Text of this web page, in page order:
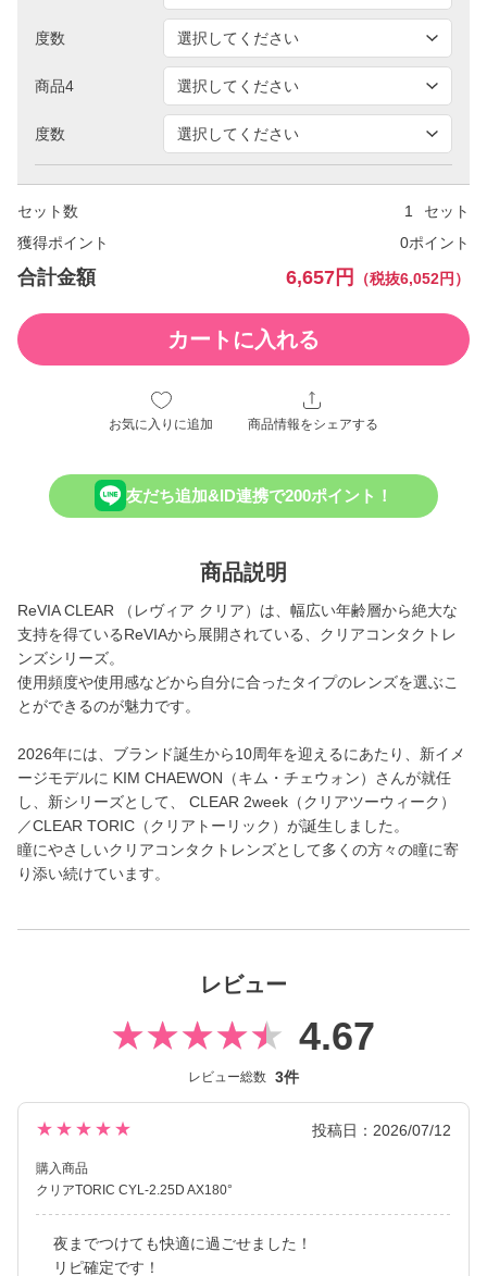
度数
商品4
度数
セット数
セット
獲得ポイント
0ポイント
合計金額 6,657円 （税抜6,052円）
カートに入れる
お気に入りに追加 商品情報をシェアする
友だち追加&ID連携で200ポイント！
商品説明
ReVIA CLEAR （レヴィア クリア）は、幅広い年齢層から絶大な
支持を得ているReVIAから展開されている、クリアコンタクトレ
ンズシリーズ。
使用頻度や使用感などから自分に合ったタイプのレンズを選ぶこ
とができるのが魅力です。
2026年には、ブランド誕生から10周年を迎えるにあたり、新イメ
ージモデルに KIM CHAEWON（キム・チェウォン）さんが就任
し、新シリーズとして、 CLEAR 2week（クリアツーウィーク）
／CLEAR TORIC（クリアトーリック）が誕生しました。
瞳にやさしいクリアコンタクトレンズとして多くの方々の瞳に寄
り添い続けています。
レビュー
4.67
レビュー総数 3件
★★★★★ 投稿日：2026/07/12
購入商品
クリアTORIC CYL-2.25D AX180°
夜までつけても快適に過ごせました！
リピ確定です！